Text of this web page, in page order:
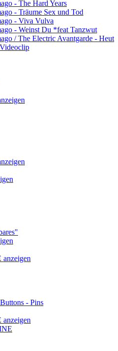
- The Hard Years
- Träume Sex und Tod
- Viva Vulva
- Weinst Du *feat Tanzwut
/ The Electric Avantgarde - Heut
- Pins